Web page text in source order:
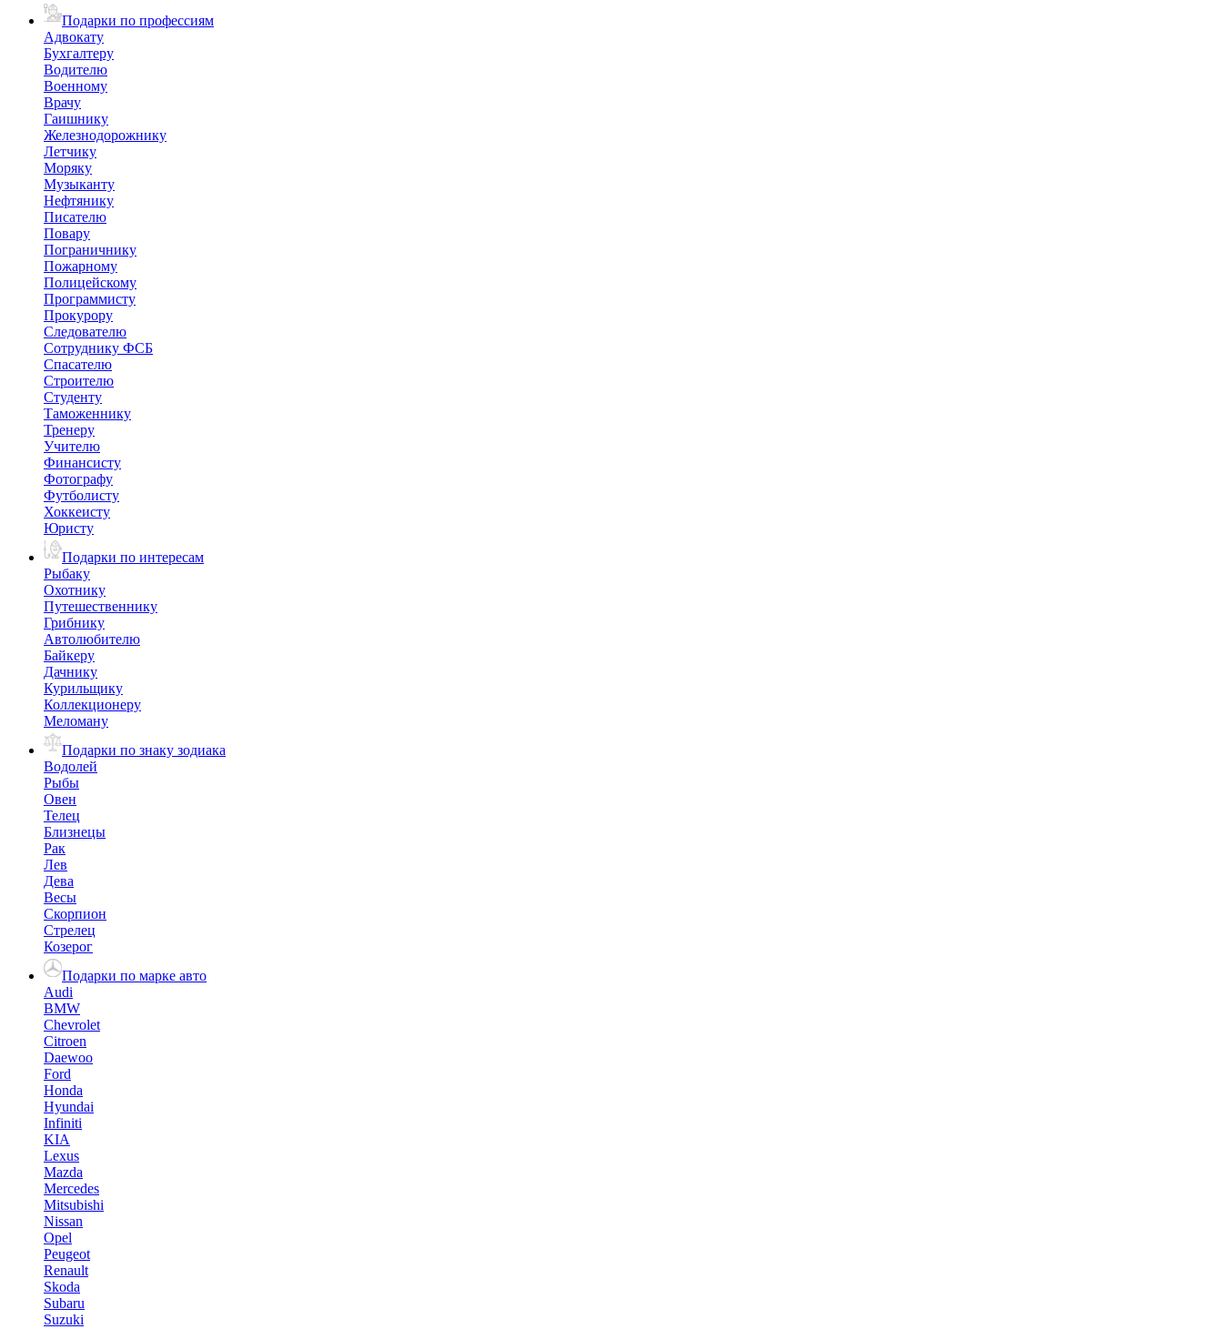
Подарки по профессиям
Адвокату
Бухгалтеру
Водителю
Военному
Врачу
Гаишнику
Железнодорожнику
Летчику
Моряку
Музыканту
Нефтянику
Писателю
Повару
Пограничнику
Пожарному
Полицейскому
Программисту
Прокурору
Следователю
Сотруднику ФСБ
Спасателю
Строителю
Студенту
Таможеннику
Тренеру
Учителю
Финансисту
Фотографу
Футболисту
Хоккеисту
Юристу
Подарки по интересам
Рыбаку
Охотнику
Путешественнику
Грибнику
Автолюбителю
Байкеру
Дачнику
Курильщику
Коллекционеру
Меломану
Подарки по знаку зодиака
Водолей
Рыбы
Овен
Телец
Близнецы
Рак
Лев
Дева
Весы
Скорпион
Стрелец
Козерог
Подарки по марке авто
Audi
BMW
Chevrolet
Citroen
Daewoo
Ford
Honda
Hyundai
Infiniti
KIA
Lexus
Mazda
Mercedes
Mitsubishi
Nissan
Opel
Peugeot
Renault
Skoda
Subaru
Suzuki